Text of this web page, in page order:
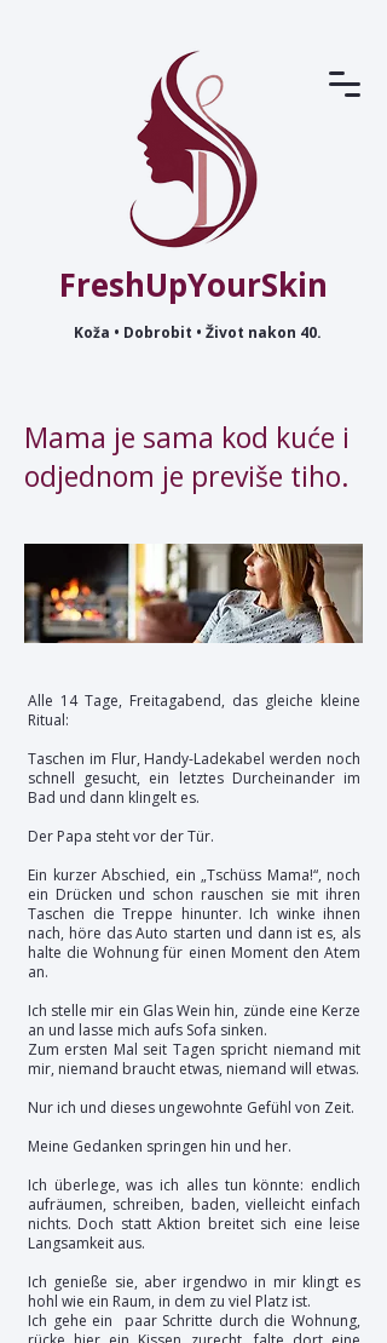
FreshUpYourSkin
Koža • Dobrobit • Život nakon 40.
Mama je sama kod kuće i
odjednom je previše tiho.
Alle 14 Tage, Freitagabend, das gleiche kleine
Ritual:
Taschen im Flur, Handy-Ladekabel werden noch
schnell gesucht, ein letztes Durcheinander im
Bad und dann klingelt es.
Der Papa steht vor der Tür.
Ein kurzer Abschied, ein „Tschüss Mama!“, noch
ein Drücken und schon rauschen sie mit ihren
Taschen die Treppe hinunter. Ich winke ihnen
nach, höre das Auto starten und dann ist es, als
halte die Wohnung für einen Moment den Atem
an.
Ich stelle mir ein Glas Wein hin, zünde eine Kerze
an und lasse mich aufs Sofa sinken.
Zum ersten Mal seit Tagen spricht niemand mit
mir, niemand braucht etwas, niemand will etwas.
Nur ich und dieses ungewohnte Gefühl von Zeit.
Meine Gedanken springen hin und her.
Ich überlege, was ich alles tun könnte: endlich
aufräumen, schreiben, baden, vielleicht einfach
nichts. Doch statt Aktion breitet sich eine leise
Langsamkeit aus.
Ich genieße sie, aber irgendwo in mir klingt es
hohl wie ein Raum, in dem zu viel Platz ist.
Ich gehe ein paar Schritte durch die Wohnung,